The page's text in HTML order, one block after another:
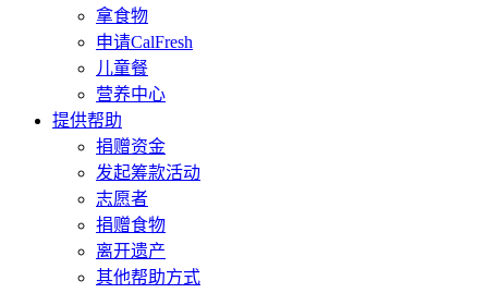
拿食物
申请CalFresh
儿童餐
营养中心
提供帮助
捐赠资金
发起筹款活动
志愿者
捐赠食物
离开遗产
其他帮助方式